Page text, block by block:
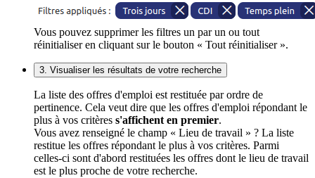
Vous pouvez supprimer les filtres un par un ou tout
réinitialiser en cliquant sur le bouton « Tout réinitialiser ».
3. Visualiser les résultats de votre recherche
La liste des offres d'emploi est restituée par ordre de
pertinence. Cela veut dire que les offres d'emploi répondant le
plus à vos critères s'affichent en premier.
Vous avez renseigné le champ « Lieu de travail » ? La liste
restitue les offres répondant le plus à vos critères. Parmi
celles-ci sont d'abord restituées les offres dont le lieu de travail
est le plus proche de votre recherche.